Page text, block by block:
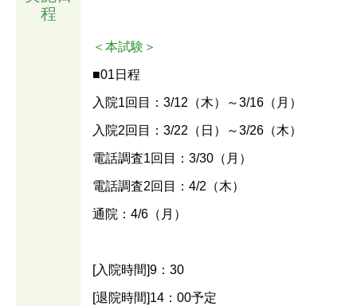
程
＜本試験＞
■01日程
入院1回目：3/12（木）～3/16（月）
入院2回目：3/22（日）～3/26（木）
電話調査1回目：3/30（月）
電話調査2回目：4/2（木）
通院：4/6（月）
[入院時間]9：30
[退院時間]14：00予定